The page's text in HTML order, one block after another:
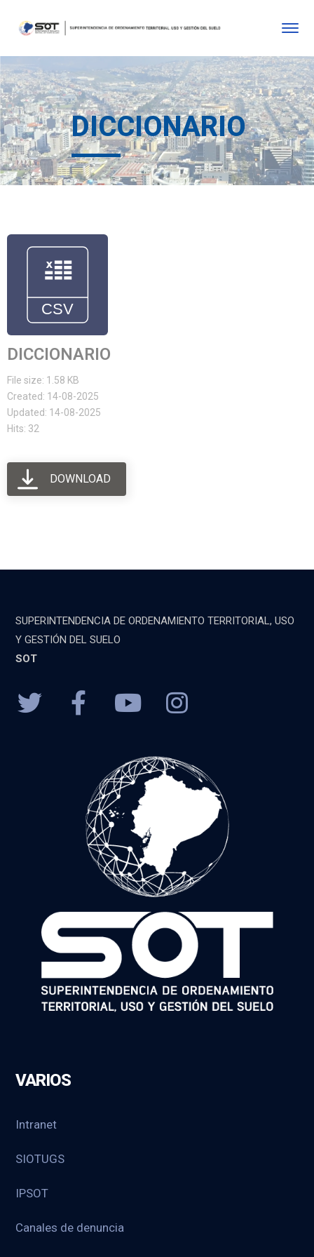
DICCIONARIO
DICCIONARIO
File size: 1.58 KB
Created: 14-08-2025
Updated: 14-08-2025
Hits: 32
DOWNLOAD
SUPERINTENDENCIA DE ORDENAMIENTO TERRITORIAL, USO
Y GESTIÓN DEL SUELO
SOT
VARIOS
Intranet
SIOTUGS
IPSOT
Canales de denuncia